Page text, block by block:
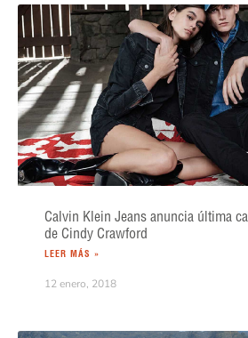
Calvin Klein Jeans anuncia última
de Cindy Crawford
LEER MÁS »
12 enero, 2018